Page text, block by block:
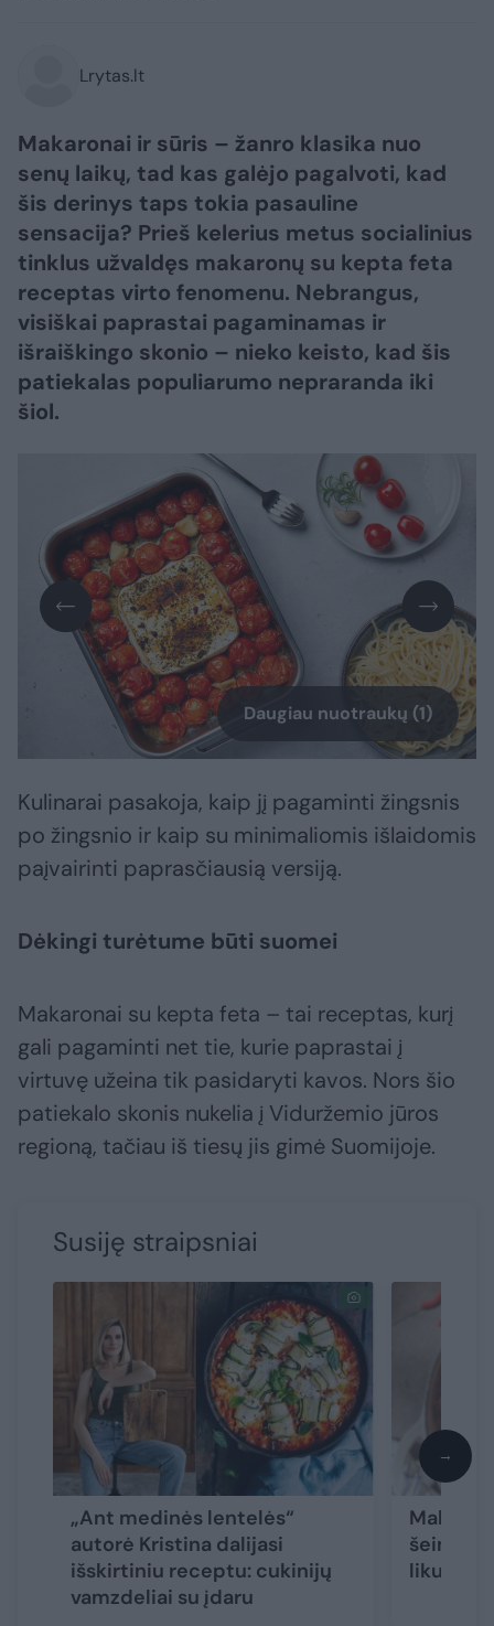
Lrytas.lt
Makaronai ir sūris – žanro klasika nuo
senų laikų, tad kas galėjo pagalvoti, kad
šis derinys taps tokia pasauline
sensacija? Prieš kelerius metus socialinius
tinklus užvaldęs makaronų su kepta feta
receptas virto fenomenu. Nebrangus,
visiškai paprastai pagaminamas ir
išraiškingo skonio – nieko keisto, kad šis
patiekalas populiarumo nepraranda iki
šiol.
Daugiau nuotraukų (1)
Kulinarai pasakoja, kaip jį pagaminti žingsnis
po žingsnio ir kaip su minimaliomis išlaidomis
paįvairinti paprasčiausią versiją.
Dėkingi turėtume būti suomei
Makaronai su kepta feta – tai receptas, kurį
gali pagaminti net tie, kurie paprastai į
virtuvę užeina tik pasidaryti kavos. Nors šio
patiekalo skonis nukelia į Viduržemio jūros
regioną, tačiau iš tiesų jis gimė Suomijoje.
Susiję straipsniai
„Ant medinės lentelės“
autorė Kristina dalijasi
išskirtiniu receptu: cukinijų
vamzdeliai su įdaru
šeimai
likučius
→